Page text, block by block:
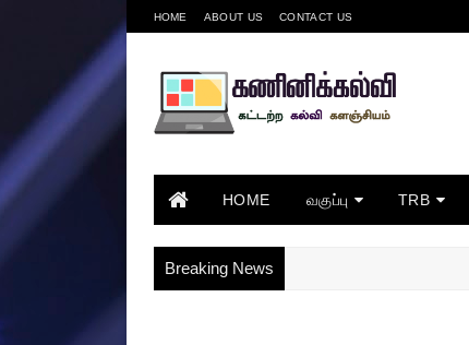
HOME ABOUT US CONTACT US
HOME வகுப்பு TRB
Breaking News